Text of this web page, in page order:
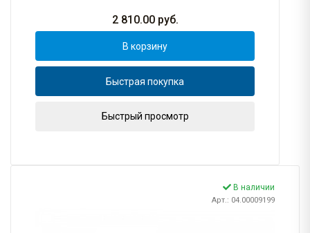
2 810.00руб.
В корзину
Быстрая покупка
Быстрый просмотр
В наличии
Арт.: 04.00009199